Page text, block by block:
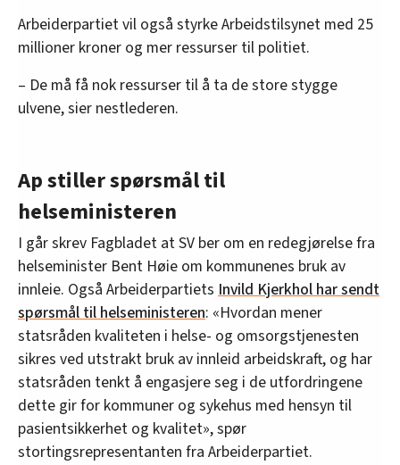
Arbeiderpartiet vil også styrke Arbeidstilsynet med 25
millioner kroner og mer ressurser til politiet.
– De må få nok ressurser til å ta de store stygge
ulvene, sier nestlederen.
Ap stiller spørsmål til
helseministeren
I går skrev Fagbladet at SV ber om en redegjørelse fra
helseminister Bent Høie om kommunenes bruk av
innleie. Også Arbeiderpartiets Invild Kjerkhol har sendt
spørsmål til helseministeren: «Hvordan mener
statsråden kvaliteten i helse- og omsorgstjenesten
sikres ved utstrakt bruk av innleid arbeidskraft, og har
statsråden tenkt å engasjere seg i de utfordringene
dette gir for kommuner og sykehus med hensyn til
pasientsikkerhet og kvalitet», spør
stortingsrepresentanten fra Arbeiderpartiet.